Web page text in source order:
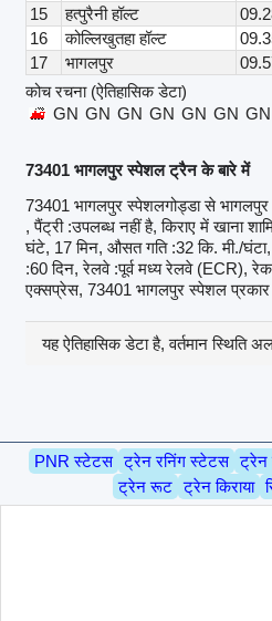
15
हत्पुरैनी हॉल्ट
16
कोल्लिखुतहा हॉल्ट
17
भागलपुर
कोच रचना (ऐतिहासिक डेटा)
GN GN GN GN GN GN GN
73401 भागलपुर स्पेशल ट्रैन के बारे में
73401 भागलपुर स्पेशलगोड्डा से
, पैंट्री :उपलब्ध नहीं है, किराए में खाना
घंटे, 17 मिन, औसत गति :32 कि. मी./
:60 दिन, रेलवे :पूर्व मध्य रेलवे (ECR),
एक्सप्रेस, 73401 भागलपुर स्पेशल
यह ऐतिहासिक डेटा है, वर्तमान स्थिति
PNR स्टेटस ट्रेन रनिंग स्टेटस ट्रेन
ट्रेन रूट ट्रेन किराया